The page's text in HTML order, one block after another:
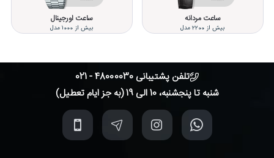
ساعت مردانه
بیش از 2200 مدل
ساعت اورجینال
بیش از 1000 مدل
تلفن پشتیبانی 48000030 - 021
شنبه تا پنجشنبه، 10 الی 19 (به جز ایام تعطیل)